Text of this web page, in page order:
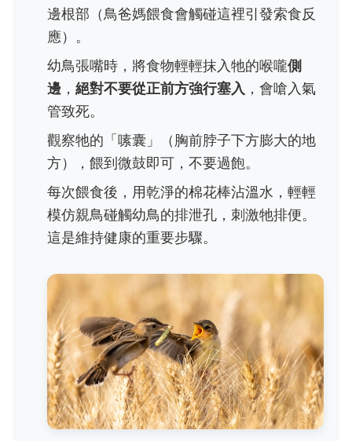
邊根部（鳥爸媽餵食會觸碰這裡引發索食反
應）。
幼鳥張嘴時，將食物輕輕抹入牠的喉嚨側
邊 ， 絕對不要從正前方強行塞入 ，會嗆入氣
管致死。
觀察牠的「嗉囊」（胸前脖子下方膨大的地
方），餵到微鼓即可，不要過飽。
每次餵食後，用乾淨的棉花棒沾溫水，輕輕
模仿親鳥碰觸幼鳥的排泄孔，刺激牠排便。
這是維持健康的重要步驟。